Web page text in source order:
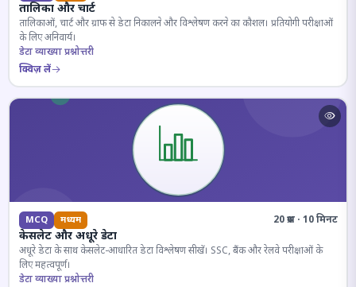
तालिका और चार्ट
तालिकाओं, चार्ट और ग्राफ से डेटा निकालने और विश्लेषण करने का कौशल। प्रतियोगी परीक्षाओं
के लिए अनिवार्य।
डेटा व्याख्या प्रश्नोत्तरी
क्विज़ लें
MCQ मध्यम 20 प्रश्न · 10 मिनट
केसलेट और अधूरे डेटा
अधूरे डेटा के साथ केसलेट-आधारित डेटा विश्लेषण सीखें। SSC, बैंक और रेलवे परीक्षाओं के
लिए महत्वपूर्ण।
डेटा व्याख्या प्रश्नोत्तरी